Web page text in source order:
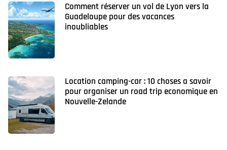
Comment réserver un vol de Lyon vers la
Guadeloupe pour des vacances
inoubliables
Location camping-car : 10 choses a savoir
pour organiser un road trip economique en
Nouvelle-Zelande